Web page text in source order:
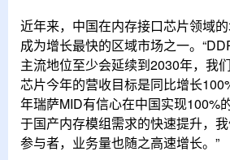
近年来，中国在内存接口芯片领域
成为增长最快的区域市场之一。
主流地位至少会延续到2030年，我
芯片今年的营收目标是同比增长
年瑞萨MID有信心在中国实现100%
于国产内存模组需求的快速提升，
参与者，业务量也随之高速增长。”